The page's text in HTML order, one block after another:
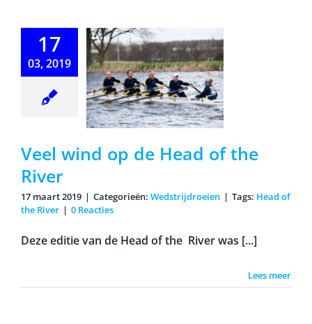
17
03, 2019
op de
of the
Veel wind op de Head of the
River
17 maart 2019 | Categorieën: Wedstrijdroeien | Tags: Head of
the River | 0 Reacties
Deze editie van de Head of the River was [...]
Lees meer